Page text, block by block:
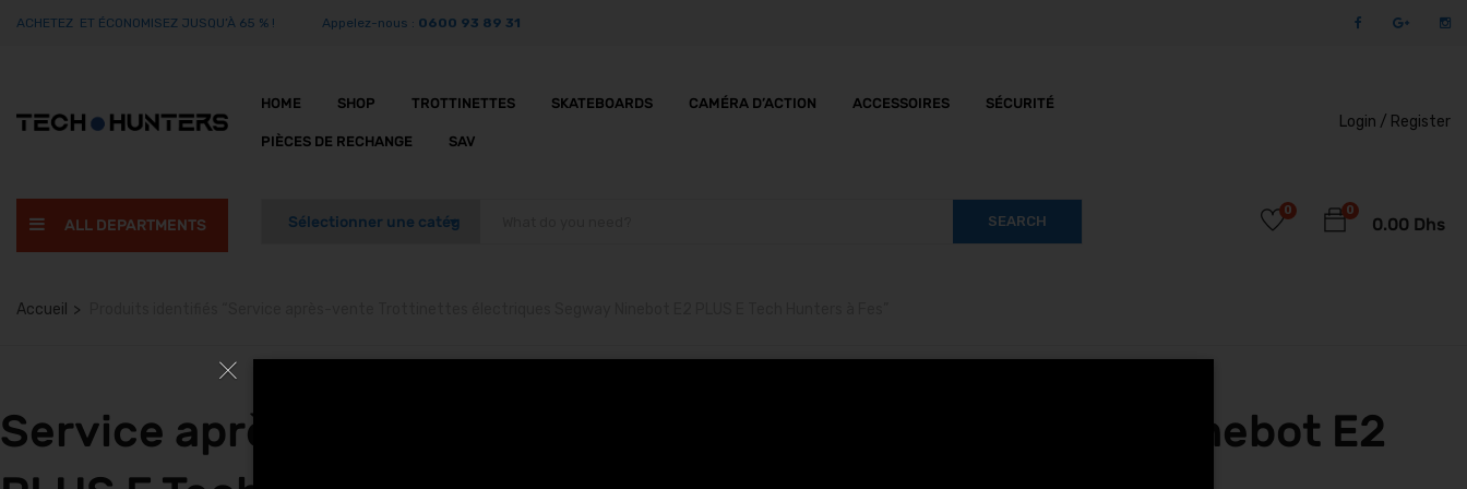
ACHETEZ ET ÉCONOMISEZ JUSQU’À 65 % ! Appelez-nous : 0600 93 89 31
HOME SHOP TROTTINETTES SKATEBOARDS CAMÉRA D’ACTION ACCESSOIRES SÉCURITÉ
PIÈCES DE RECHANGE SAV
Login / Register
ALL DEPARTMENTS SEARCH
0
0.00 Dhs
0
Accueil
Service après-vente Trottinettes électriques Segway Ninebot E2